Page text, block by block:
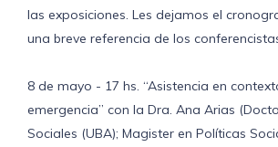
las exposiciones. Les dejamos el
una breve referencia de los
8 de mayo - 17 hs. “Asistencia en
emergencia” con la Dra. Ana Arias
Sociales (UBA); Magister en Políticas